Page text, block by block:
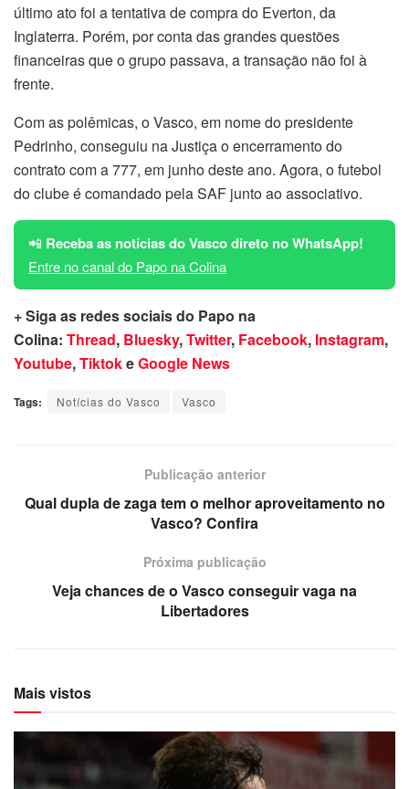
último ato foi a tentativa de compra do Everton, da
Inglaterra. Porém, por conta das grandes questões
financeiras que o grupo passava, a transação não foi à
frente.
Com as polêmicas, o Vasco, em nome do presidente
Pedrinho, conseguiu na Justiça o encerramento do
contrato com a 777, em junho deste ano. Agora, o futebol
do clube é comandado pela SAF junto ao associativo.
📲 Receba as notícias do Vasco direto no WhatsApp!
Entre no canal do Papo na Colina
+ Siga as redes sociais do Papo na
Colina: Thread, Bluesky,Twitter, Facebook, Instagram,
Youtube,TiktokeGoogle News
Tags: Notícias do Vasco Vasco
Publicação anterior
Qual dupla de zaga tem o melhor aproveitamento no
Vasco? Confira
Próxima publicação
Veja chances de o Vasco conseguir vaga na
Libertadores
Mais vistos